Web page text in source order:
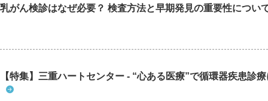
乳がん検診はなぜ必要？ 検査方法と早期発見の重要性につい
【特集】三重ハートセンター - “心ある医療”で循環器疾患診